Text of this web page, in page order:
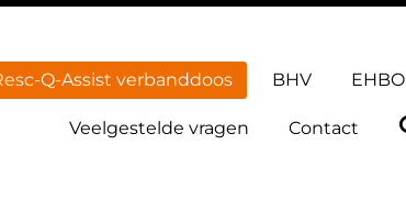
Q-Assist verbanddoos BHV EHBO
Veelgestelde vragen Contact